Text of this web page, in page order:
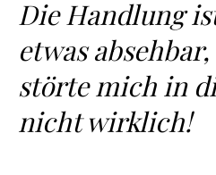
Die Handlung
etwas
störte mich in
nicht wirklich!